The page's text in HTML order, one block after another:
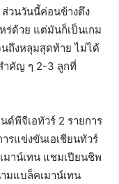
วนวันนี้ค่อนข้างตึง
ร่ด้วย แต่มันก็เป็นเกม
ถึงหลุมสุดท้าย ไม่ได้
ำคัญ ๆ 2-3 ลูกที่
พีจีเอทัวร์ 2 รายการ
รแข่งขันเอเชียนทัวร์
มาน์เทน แชมเปียนชิพ
มแบล็คเมาน์เทน